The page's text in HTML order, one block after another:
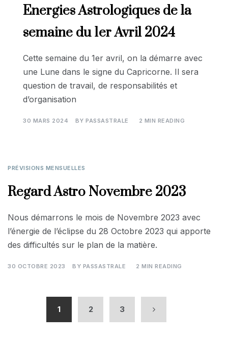
Energies Astrologiques de la
semaine du 1er Avril 2024
Cette semaine du 1er avril, on la démarre avec
une Lune dans le signe du Capricorne. Il sera
question de travail, de responsabilités et
d’organisation
30 MARS 2024 BY PASSASTRALE 2 MIN READING
PRÉVISIONS MENSUELLES
Regard Astro Novembre 2023
Nous démarrons le mois de Novembre 2023 avec
l’énergie de l’éclipse du 28 Octobre 2023 qui apporte
des difficultés sur le plan de la matière.
30 OCTOBRE 2023 BY PASSASTRALE 2 MIN READING
1 2 3